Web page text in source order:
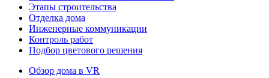
Этапы строительства
Отделка дома
Инженерные коммуникации
Контроль работ
Подбор цветового решения
Обзор дома в VR